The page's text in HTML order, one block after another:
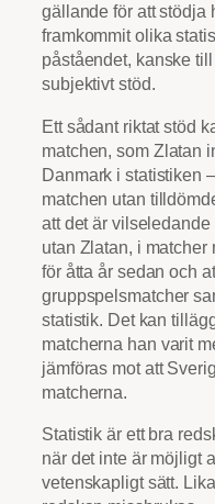
gällande för att stödja
framkommit olika
påståendet, kanske
subjektivt stöd.
Ett sådant riktat stöd
matchen, som Zlatan
Danmark i statistiken
matchen utan
att det är vilseledande
utan Zlatan, i matcher
för åtta år sedan och
gruppspelsmatcher
statistik. Det kan
matcherna han varit
jämföras mot att
matcherna.
Statistik är ett bra
när det inte är möjligt
vetenskapligt sätt.